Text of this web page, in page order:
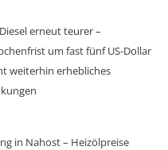
erneut teurer –
um fast fünf US-Dollar
weiterhin erhebliches
in Nahost – Heizölpreise